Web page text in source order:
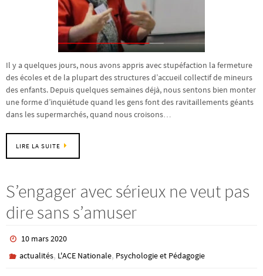
Il y a quelques jours, nous avons appris avec stupéfaction la fermeture
des écoles et de la plupart des structures d’accueil collectif de mineurs
des enfants. Depuis quelques semaines déjà, nous sentons bien monter
une forme d’inquiétude quand les gens font des ravitaillements géants
dans les supermarchés, quand nous croisons…
LIRE LA SUITE
S’engager avec sérieux ne veut pas
dire sans s’amuser
10 mars 2020
actualités, L'ACE Nationale, Psychologie et Pédagogie